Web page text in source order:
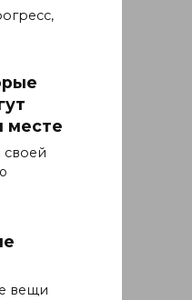
месте
вещи